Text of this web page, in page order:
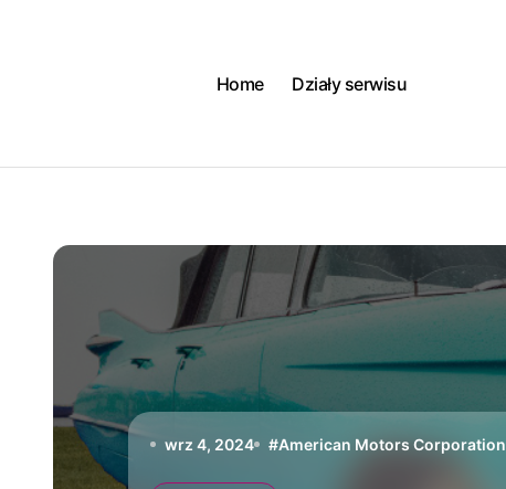
Home
Działy serwisu
wrz 4, 2024 #American Motors Corporation